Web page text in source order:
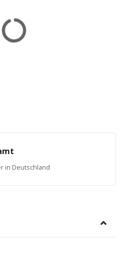
in Deutschland